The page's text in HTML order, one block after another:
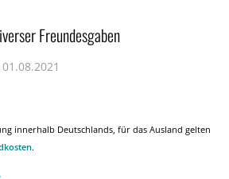
Freundesgaben
01.08.2021
innerhalb Deutschlands, für das Ausland gelten
.